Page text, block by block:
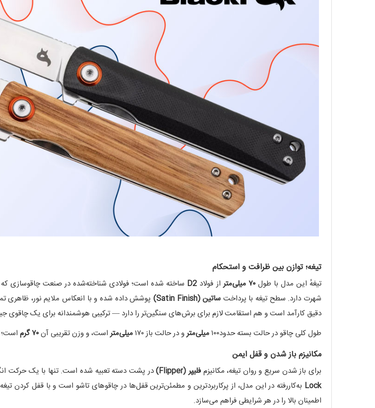
تیغه؛ توازن بین ظرافت و استحکام
تیغهٔ این مدل با طول۷۰ میلی‌متر از فولاد D2 ساخته شده است؛ فولادی شناخته‌شده در صنعت چاقوسازی که
شهرت دارد. سطح تیغه با پرداخت ساتین (Satin Finish)
پوشش داده شده و با انعکاس ملایم نور،
دقیق کارآمد است و هم استقامت لازم برای برش‌های سنگین‌تر را دارد — ترکیبی هوشمندانه برای یک چاقوی
طول کلی چاقو در حالت بسته حدود۱۰۰
میلی‌مترو در حالت باز ۱۷۰ میلی‌متر است، و وزن تقریبی آن۷۰ گرم است؛
مکانیزم باز شدن و قفل ایمن
برای باز شدن سریع و روان تیغه، مکانیزمفلیپر (Flipper) در پشت دسته تعبیه شده است. تنها با یک حرکت
Lock به‌کاررفته در این مدل، از پرکاربردترین و مطمئن‌ترین قفل‌ها در چاقوهای تاشو است و با قفل کردن
اطمینان بالا را در هر شرایطی فراهم می‌سازد.